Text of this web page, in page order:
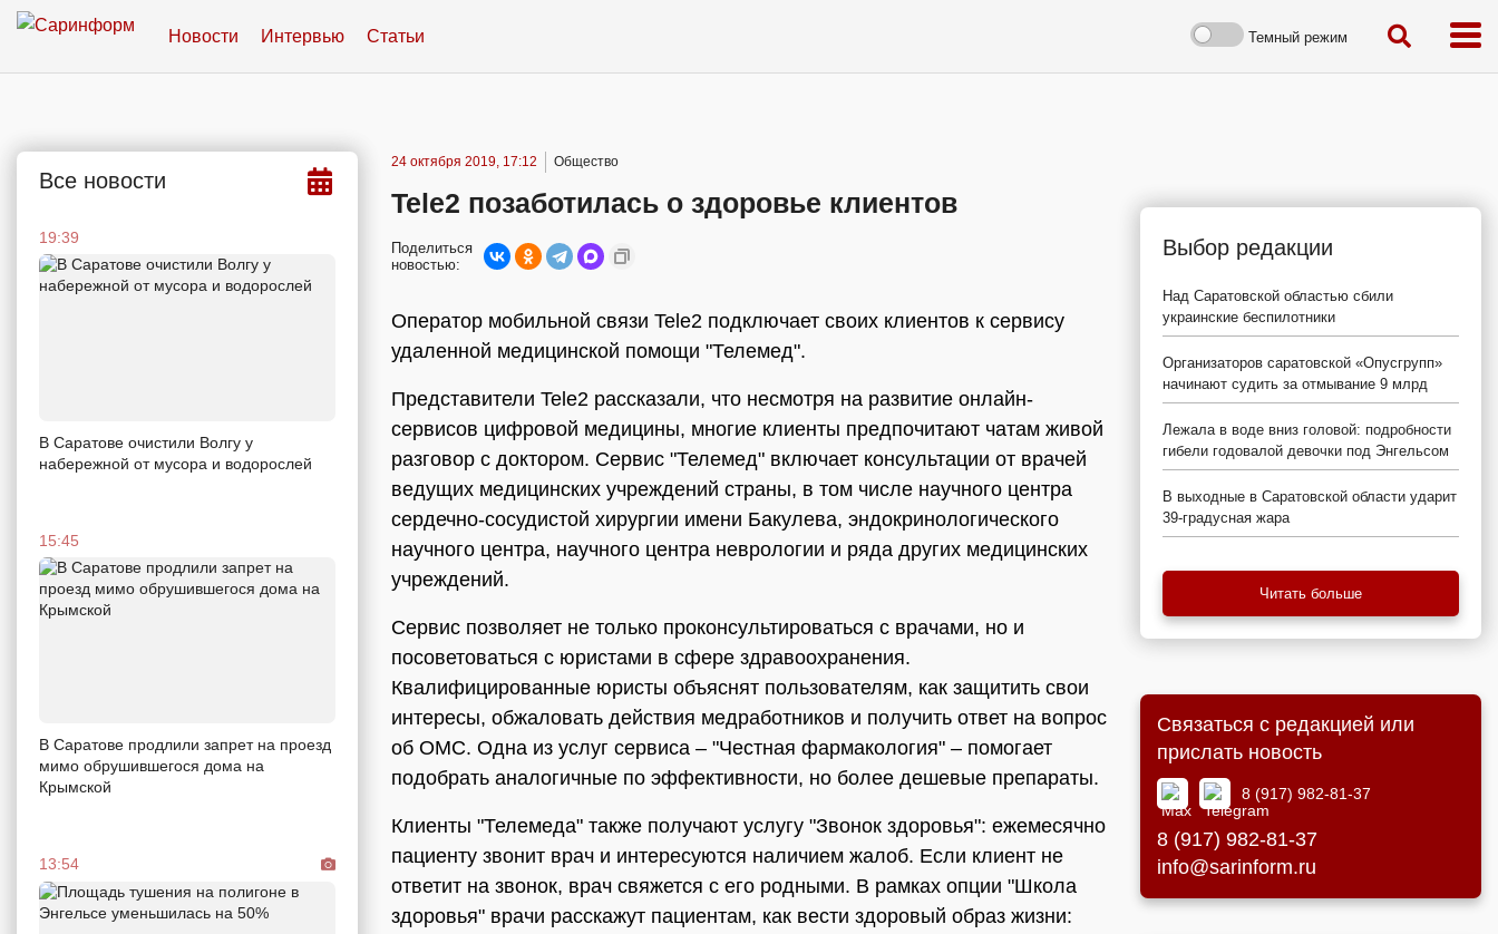
Новости Интервью Статьи Темный режим
Все новости
19:39
В Саратове очистили Волгу у
набережной от мусора и водорослей
15:45
В Саратове продлили запрет на проезд
мимо обрушившегося дома на
Крымской
13:54
24 октября 2019, 17:12 Общество
Tele2 позаботилась о здоровье клиентов
Поделиться
новостью:
Оператор мобильной связи Tele2 подключает своих клиентов к сервису
удаленной медицинской помощи "Телемед".
Представители Tele2 рассказали, что несмотря на развитие онлайн-
сервисов цифровой медицины, многие клиенты предпочитают чатам живой
разговор с доктором. Сервис "Телемед" включает консультации от врачей
ведущих медицинских учреждений страны, в том числе научного центра
сердечно-сосудистой хирургии имени Бакулева, эндокринологического
научного центра, научного центра неврологии и ряда других медицинских
учреждений.
Сервис позволяет не только проконсультироваться с врачами, но и
посоветоваться с юристами в сфере здравоохранения.
Квалифицированные юристы объяснят пользователям, как защитить свои
интересы, обжаловать действия медработников и получить ответ на вопрос
об ОМС. Одна из услуг сервиса – "Честная фармакология" – помогает
подобрать аналогичные по эффективности, но более дешевые препараты.
Клиенты "Телемеда" также получают услугу "Звонок здоровья": ежемесячно
пациенту звонит врач и интересуются наличием жалоб. Если клиент не
ответит на звонок, врач свяжется с его родными. В рамках опции "Школа
здоровья" врачи расскажут пациентам, как вести здоровый образ жизни:
Выбор редакции
Над Саратовской областью сбили
украинские беспилотники
Организаторов саратовской «Опусгрупп»
начинают судить за отмывание 9 млрд
Лежала в воде вниз головой: подробности
гибели годовалой девочки под Энгельсом
В выходные в Саратовской области ударит
39-градусная жара
Читать больше
Связаться с редакцией или
прислать новость
8 (917) 982-81-37
8 (917) 982-81-37
info@sarinform.ru